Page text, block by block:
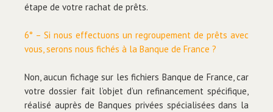
étape de votre rachat de prêts.
6° – Si nous effectuons un regroupement de prêts avec
vous, serons nous fichés à la Banque de France ?
Non, aucun fichage sur les fichiers Banque de France, car
votre dossier fait l’objet d’un refinancement spécifique,
réalisé auprès de Banques privées spécialisées dans la